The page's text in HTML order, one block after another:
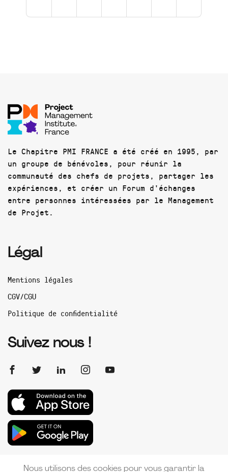
Le Chapitre PMI FRANCE a été créé en 1995, par
un groupe de bénévoles, pour réunir la
communauté des chefs de projets, partager les
expériences, et créer un Forum d'échanges
entre personnes intéressées par le Management
de Projet.
Légal
Mentions légales
CGV/CGU
Politique de confidentialité
Suivez nous !
Nous utilisons des cookies pour vous garantir la